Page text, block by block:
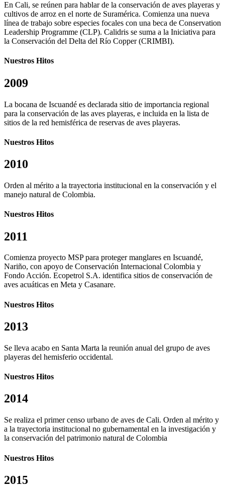
En Cali, se reúnen para hablar de la conservación de aves playeras y
cultivos de arroz en el norte de Suramérica. Comienza una nueva
línea de trabajo sobre especies focales con una beca de Conservation
Leadership Programme (CLP). Calidris se suma a la Iniciativa para
la Conservación del Delta del Río Copper (CRIMBI).
Nuestros Hitos
2009
La bocana de Iscuandé es declarada sitio de importancia regional
para la conservación de las aves playeras, e incluida en la lista de
sitios de la red hemisférica de reservas de aves playeras.
Nuestros Hitos
2010
Orden al mérito a la trayectoria institucional en la conservación y el
manejo natural de Colombia.
Nuestros Hitos
2011
Comienza proyecto MSP para proteger manglares en Iscuandé,
Nariño, con apoyo de Conservación Internacional Colombia y
Fondo Acción. Ecopetrol S.A. identifica sitios de conservación de
aves acuáticas en Meta y Casanare.
Nuestros Hitos
2013
Se lleva acabo en Santa Marta la reunión anual del grupo de aves
playeras del hemisferio occidental.
Nuestros Hitos
2014
Se realiza el primer censo urbano de aves de Cali. Orden al mérito y
a la trayectoria institucional no gubernamental en la investigación y
la conservación del patrimonio natural de Colombia
Nuestros Hitos
2015